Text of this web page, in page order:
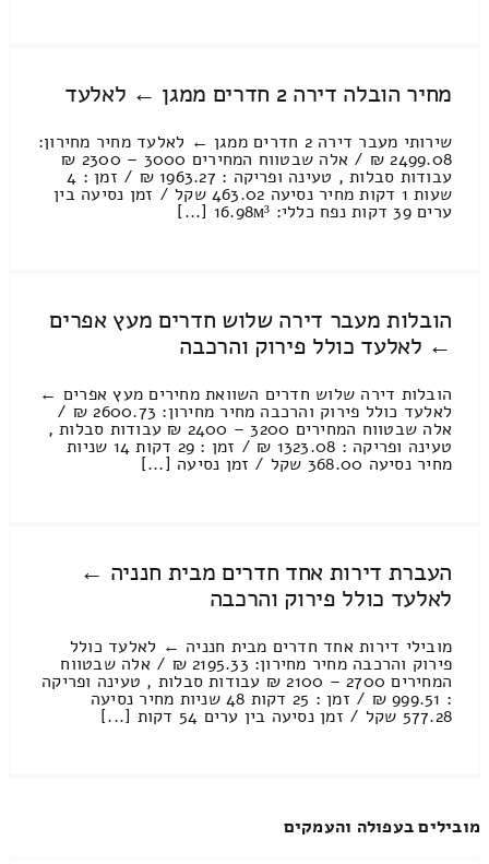
מחיר הובלה דירה 2 חדרים ממגן ← לאלעד
שירותי מעבר דירה 2 חדרים ממגן ← לאלעד מחיר מחירון:
2499.08 ₪ / אלה שבטווח המחירים 3000 – 2300 ₪
עבודות סבלות , טעינה ופריקה : 1963.27 ₪ / זמן : 4
שעות 1 דקות מחיר נסיעה 463.02 שקל / זמן נסיעה בין
ערים 39 דקות נפח כללי: 16.98м³ [...]
הובלות מעבר דירה שלוש חדרים מעץ אפרים
← לאלעד כולל פירוק והרכבה
הובלות דירה שלוש חדרים השוואת מחירים מעץ אפרים ←
לאלעד כולל פירוק והרכבה מחיר מחירון: 2600.73 ₪ /
אלה שבטווח המחירים 3200 – 2400 ₪ עבודות סבלות ,
טעינה ופריקה : 1323.08 ₪ / זמן : 29 דקות 14 שניות
מחיר נסיעה 368.00 שקל / זמן נסיעה [...]
העברת דירות אחד חדרים מבית חנניה ←
לאלעד כולל פירוק והרכבה
מובילי דירות אחד חדרים מבית חנניה ← לאלעד כולל
פירוק והרכבה מחיר מחירון: 2195.33 ₪ / אלה שבטווח
המחירים 2700 – 2100 ₪ עבודות סבלות , טעינה ופריקה
: 999.51 ₪ / זמן : 25 דקות 48 שניות מחיר נסיעה
577.28 שקל / זמן נסיעה בין ערים 54 דקות [...]
מובילים בעפולה והעמקים